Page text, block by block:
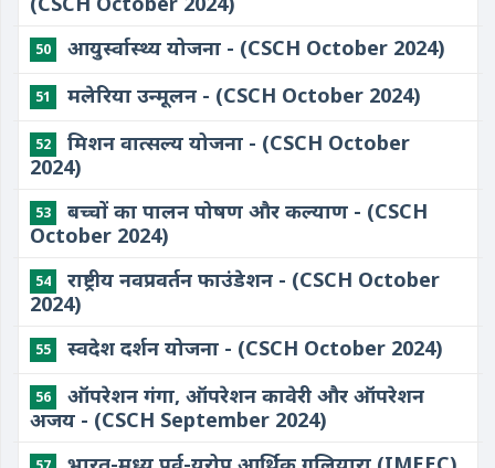
50 आयुर्स्वास्थ्य योजना - (CSCH October 2024)
51 मलेरिया उन्मूलन - (CSCH October 2024)
52
मिशन वात्सल्य योजना - (CSCH October
2024)
53
बच्चों का पालन पोषण और कल्याण - (CSCH
October 2024)
54
राष्ट्रीय नवप्रवर्तन फाउंडेशन - (CSCH October
2024)
55 स्वदेश दर्शन योजना - (CSCH October 2024)
56
ऑपरेशन गंगा, ऑपरेशन कावेरी और ऑपरेशन
अजय - (CSCH September 2024)